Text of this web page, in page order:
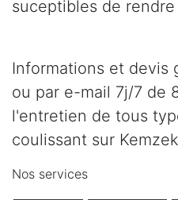
suceptibles de rendre
Informations et devis
ou par e-mail 7j/7 de
l'entretien de tous
coulissant sur
Nos services